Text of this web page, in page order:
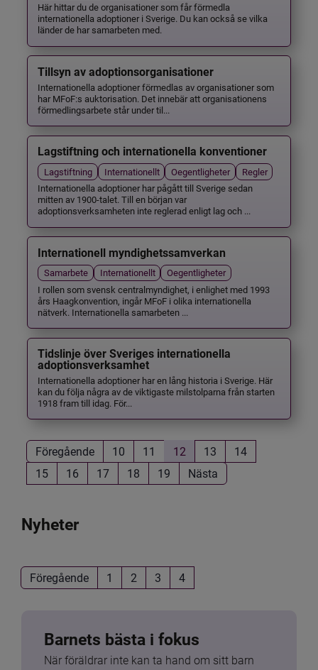
Här hittar du de organisationer som får förmedla
internationella adoptioner i Sverige. Du kan också se vilka
länder de har samarbeten med.
Tillsyn av adoptionsorganisationer
Internationella adoptioner förmedlas av organisationer som
har MFoF:s auktorisation. Det innebär att organisationens
förmedlingsarbete står under til...
Lagstiftning och internationella konventioner
Lagstiftning Internationellt Oegentligheter
Regler
Internationella adoptioner har pågått till Sverige sedan
mitten av 1900-talet. Till en början var
adoptionsverksamheten inte reglerad enligt lag och ...
Internationell myndighetssamverkan
Samarbete Internationellt
Oegentligheter
I rollen som svensk centralmyndighet, i enlighet med 1993
års Haagkonvention, ingår MFoF i olika internationella
nätverk. Internationella samarbeten ...
Tidslinje över Sveriges internationella
adoptionsverksamhet
Internationella adoptioner har en lång historia i Sverige. Här
kan du följa några av de viktigaste milstolparna från starten
1918 fram till idag. För...
Föregående 10 11 12 13
14
15
16 17 18 19 Nästa
Nyheter
Föregående 1 2 3 4
Barnets bästa i fokus
När föräldrar inte kan ta hand om sitt barn